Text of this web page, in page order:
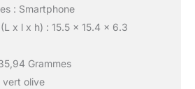
: Smartphone
x l x h) : 15.5 x 15.4 x 6.3
Grammes
vert olive